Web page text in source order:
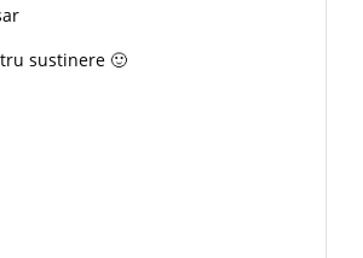
sustinere 🙂